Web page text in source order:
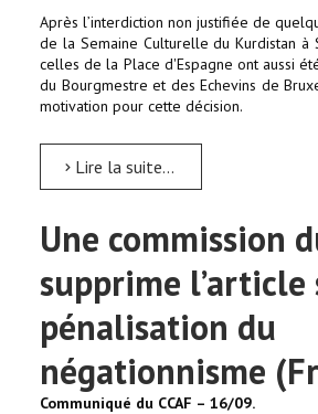
EGLISE
LE CENTRE
CONTACT
Après l’interdiction non justifiée de
de la Semaine Culturelle du Kurdistan à
celles de la Place d'Espagne ont aussi
du Bourgmestre et des Echevins de
motivation pour cette décision.
Lire la suite...
Une commission
supprime l’article
pénalisation du
négationnisme
Communiqué du CCAF – 16/09.